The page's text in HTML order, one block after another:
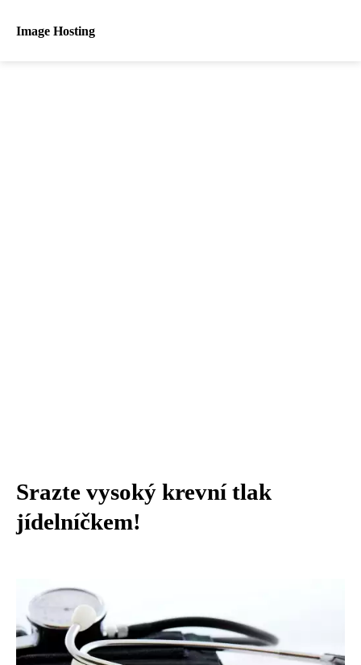
Image Hosting
Srazte vysoký krevní tlak
jídelníčkem!